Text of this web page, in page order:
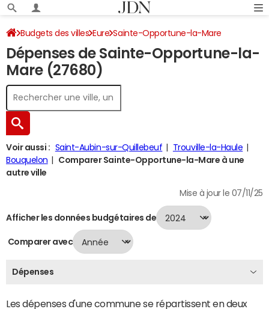
Budgets des villes Eure Sainte-Opportune-la-Mare
Dépenses 2024
Dépenses de Sainte-Opportune-la-
Mare (27680)
Voir aussi : Saint-Aubin-sur-Quillebeuf
Trouville-la-Haule
Bouquelon
Comparer Sainte-Opportune-la-Mare à une
autre ville
Mise à jour le 07/11/25
Afficher les données budgétaires de
Comparer avec
Dépenses
Les dépenses d'une commune se répartissent en deux